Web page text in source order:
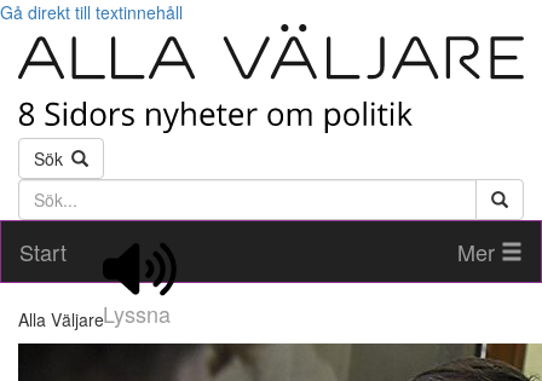
Gå direkt till textinnehåll
Sök
Söktext
Start
Lyssna
Mer
Alla Väljare